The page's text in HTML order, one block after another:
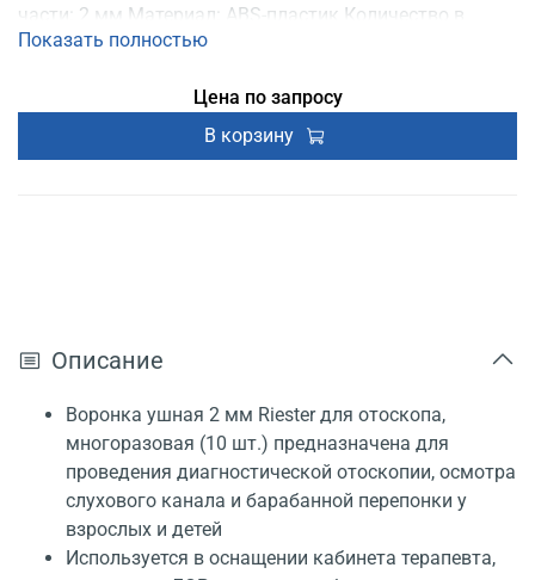
части: 2 мм Материал: ABS-пластик Количество в
упаковке: 10 шт. Для отоскопов Riester: Ri-scope L1/L2,
Показать полностью
Цена по запросу
В корзину
Описание
Воронка ушная 2 мм Riester для отоскопа,
многоразовая (10 шт.) предназначена для
проведения диагностической отоскопии, осмотра
слухового канала и барабанной перепонки у
взрослых и детей
Используется в оснащении кабинета терапевта,